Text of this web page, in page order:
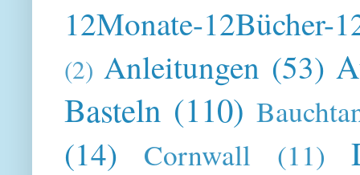
12Monate-12Bücher-
(2) Anleitungen (53)
Basteln (110)
(14) Cornwall (11)